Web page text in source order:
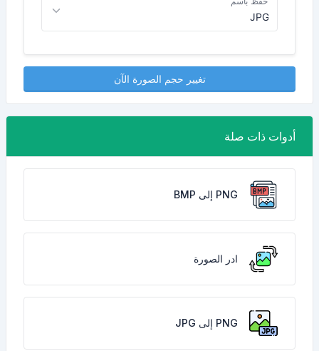
تغيير حجم الصورة الآن
أدوات ذات صلة
PNG إلى BMP
ادر الصورة
PNG إلى JPG